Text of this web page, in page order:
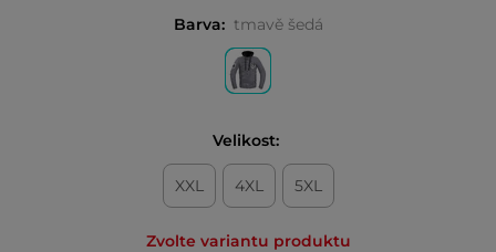
Barva: tmavě šedá
Velikost:
XXL 4XL 5XL
Zvolte variantu produktu